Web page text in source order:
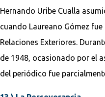
Hernando Uribe Cualla
cuando Laureano Gómez
Relaciones Exteriores.
de 1948, ocasionado por el
del periódico fue